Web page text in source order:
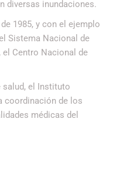
diversas inundaciones.
1985, y con el ejemplo
Sistema Nacional de
el Centro Nacional de
el Instituto
coordinación de los
médicas del